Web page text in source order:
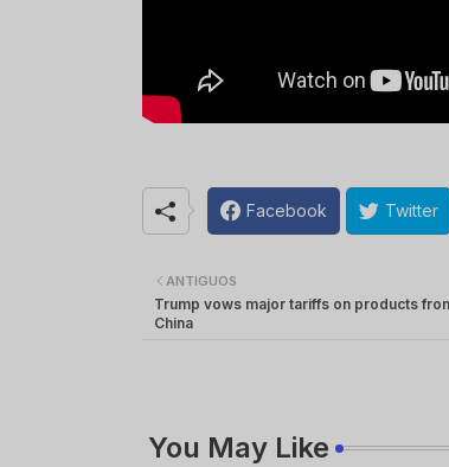
Facebook Twitter
ANTIGUOS
Trump vows major tariffs on products
China
You May Like